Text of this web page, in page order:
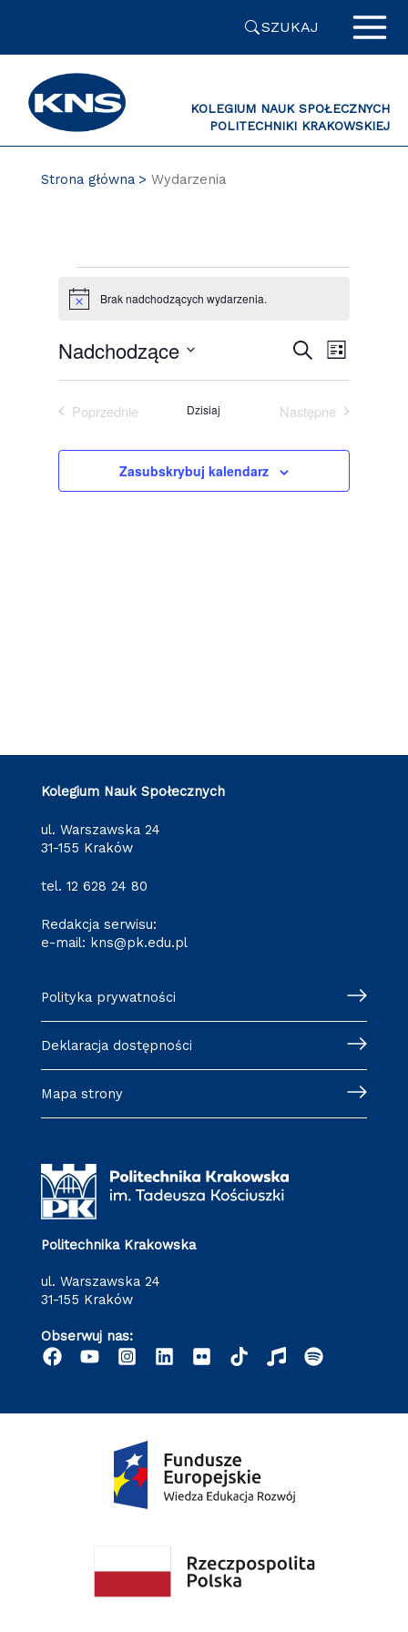
SZUKAJ
KOLEGIUM NAUK SPOŁECZNYCH
POLITECHNIKI KRAKOWSKIEJ
Strona główna Wydarzenia
Wydarzenia
Powiadomienie
Brak nadchodzących wydarzenia.
Wydarzenia
Nawigacja
po
i
Szukaj
Widoki
Lista
Nadchodzące
Poprzednie
Dzisiaj
Następne
Zasubskrybuj kalendarz
Kolegium Nauk Społecznych
ul. Warszawska 24
31-155 Kraków
tel. 12 628 24 80
Redakcja serwisu:
e-mail: kns@pk.edu.pl
Polityka prywatności
Deklaracja dostępności
Mapa strony
Politechnika Krakowska
ul. Warszawska 24
31-155 Kraków
Obserwuj nas: